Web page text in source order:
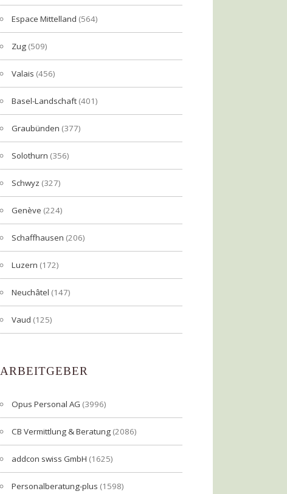
Espace Mittelland (564)
Zug (509)
Valais (456)
Basel-Landschaft (401)
Graubünden (377)
Solothurn (356)
Schwyz (327)
Genève (224)
Schaffhausen (206)
Luzern (172)
Neuchâtel (147)
Vaud (125)
ARBEITGEBER
Opus Personal AG (3996)
CB Vermittlung & Beratung (2086)
addcon swiss GmbH (1625)
Personalberatung-plus (1598)